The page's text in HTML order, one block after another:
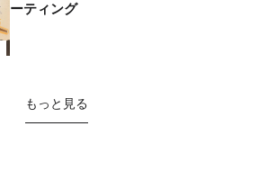
ーティング
もっと見る